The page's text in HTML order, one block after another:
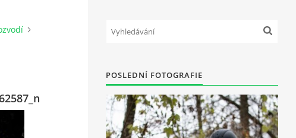
POSLEDNÍ FOTOGRAFIE